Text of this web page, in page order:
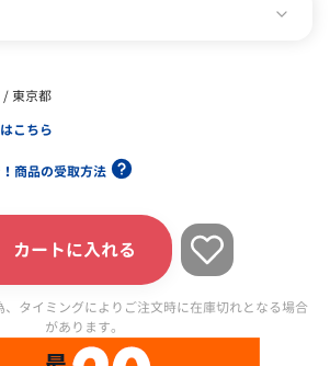
/ 東京都
こちら
商品の受取方法
カートに入れる
タイミングによりご注文時に在庫切れとなる場合
があります。